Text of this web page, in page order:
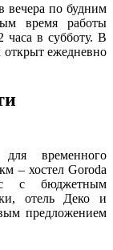
вечера по будним
время работы
часа в субботу. В
ежедневно
временного
– хостел Goroda
с бюджетным
отель Деко и
предложением